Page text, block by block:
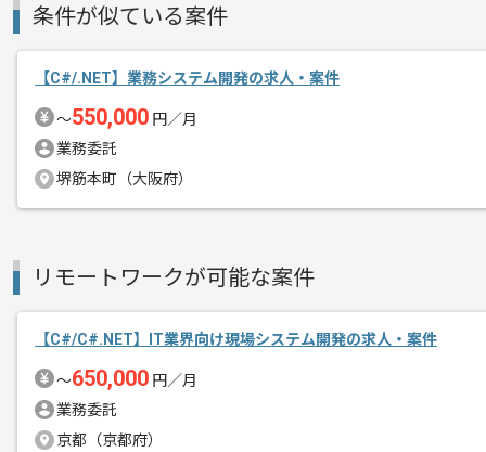
メント
これまでのご経験を活かしてご活躍いた
条件が似ている案件
【C#/.NET】業務システム開発の求人・案件
〜550,000 円／月
業務委託
堺筋本町（大阪府）
リモートワークが可能な案件
【C#/C#.NET】IT業界向け現場システム開発の求人・案件
〜650,000 円／月
業務委託
京都（京都府）